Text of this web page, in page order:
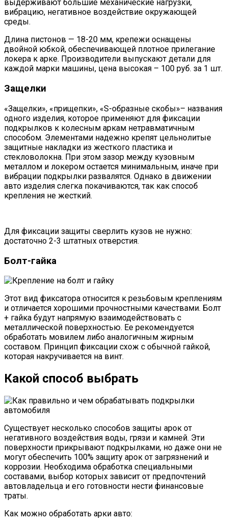
выдерживают большие механические нагрузки,
вибрацию, негативное воздействие окружающей
среды.
Длина пистонов — 18-20 мм, крепежи оснащены
двойной юбкой, обеспечивающей плотное прилегание
локера к арке. Производители выпускают детали для
каждой марки машины, цена высокая – 100 руб. за 1 шт.
Защелки
«Защелки», «прищепки», «S-образные скобы»– названия
одного изделия, которое применяют для фиксации
подкрылков к колесным аркам нетравматичным
способом. Элементами надежно крепят цельнолитые
защитные накладки из жесткого пластика и
стекловолокна. При этом зазор между кузовным
металлом и локером остается минимальным, иначе при
вибрации подкрылки развалятся. Однако в движении
авто изделия слегка покачиваются, так как способ
крепления не жесткий.
Для фиксации защиты сверлить кузов не нужно:
достаточно 2-3 штатных отверстия.
Болт-гайка
Этот вид фиксатора относится к резьбовым креплениям
и отличается хорошими прочностными качествами. Болт
+ гайка будут напрямую взаимодействовать с
металлической поверхностью. Ее рекомендуется
обработать мовилем либо аналогичным жирным
составом. Принцип фиксации схож с обычной гайкой,
которая накручивается на винт.
Какой способ выбрать
Существует несколько способов защиты арок от
негативного воздействия воды, грязи и камней. Эти
поверхности прикрывают подкрылками, но даже они не
могут обеспечить 100% защиту арок от загрязнений и
коррозии. Необходима обработка специальными
составами, выбор которых зависит от предпочтений
автовладельца и его готовности нести финансовые
траты.
Как можно обработать арки авто: